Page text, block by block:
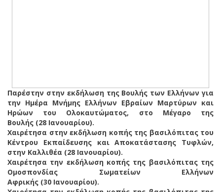
Παρέστην στην εκδήλωση της Βουλής των Ελλήνων για
την Ημέρα Μνήμης Ελλήνων Εβραίων Μαρτύρων και
Ηρώων του Ολοκαυτώματος, στο Μέγαρο της
Βουλής (28 Ιανουαρίου).
Χαιρέτησα στην εκδήλωση κοπής της βασιλόπιτας του
Κέντρου Εκπαίδευσης και Αποκατάστασης Τυφλών,
στην Καλλιθέα (28 Ιανουαρίου).
Χαιρέτησα την εκδήλωση κοπής της βασιλόπιτας της
Ομοσπονδίας Σωματείων Ελλήνων
Αφρικής (30 Ιανουαρίου).